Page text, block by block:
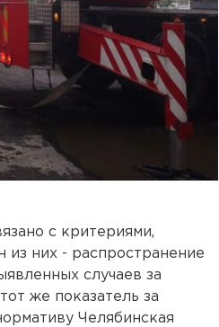
с критериями,
них - распространение
случаев за
же показатель за
Челябинская